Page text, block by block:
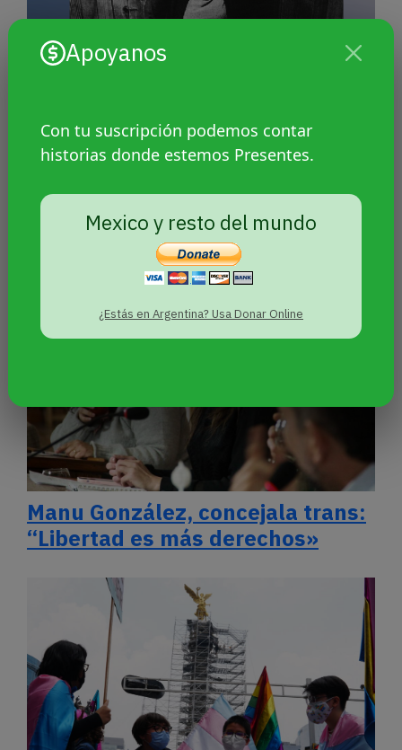
Apoyanos
Con tu suscripción podemos contar
historias donde estemos Presentes.
Mexico y resto del mundo
¿Estás en Argentina? Usa Donar Online
Seis meses de prisión en
suspenso para la joven mapuche
Yéssica Bonnefoi por defenderse
de una policía
Manu González, concejala trans:
“Libertad es más derechos»